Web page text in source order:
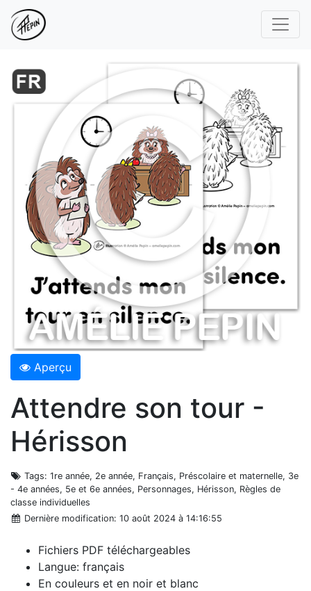
Aperçu
Attendre son tour -
Hérisson
Tags: 1re année, 2e année, Français, Préscolaire et maternelle, 3e
- 4e années, 5e et 6e années, Personnages, Hérisson, Règles de
classe individuelles
Dernière modification: 10 août 2024 à 14:16:55
Fichiers PDF téléchargeables
Langue: français
En couleurs et en noir et blanc